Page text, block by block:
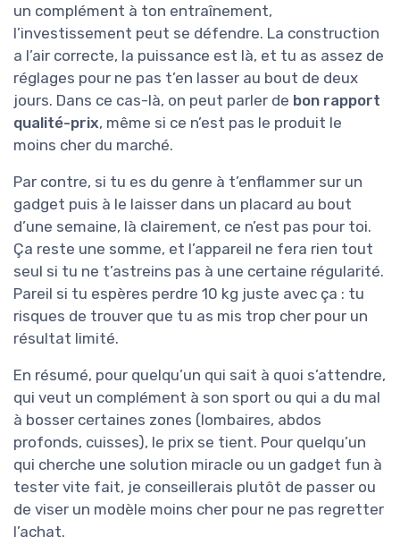
un complément à ton entraînement,
l’investissement peut se défendre. La construction
a l’air correcte, la puissance est là, et tu as assez de
réglages pour ne pas t’en lasser au bout de deux
jours. Dans ce cas-là, on peut parler de bon rapport
qualité-prix, même si ce n’est pas le produit le
moins cher du marché.
Par contre, si tu es du genre à t’enflammer sur un
gadget puis à le laisser dans un placard au bout
d’une semaine, là clairement, ce n’est pas pour toi.
Ça reste une somme, et l’appareil ne fera rien tout
seul si tu ne t’astreins pas à une certaine régularité.
Pareil si tu espères perdre 10 kg juste avec ça : tu
risques de trouver que tu as mis trop cher pour un
résultat limité.
En résumé, pour quelqu’un qui sait à quoi s’attendre,
qui veut un complément à son sport ou qui a du mal
à bosser certaines zones (lombaires, abdos
profonds, cuisses), le prix se tient. Pour quelqu’un
qui cherche une solution miracle ou un gadget fun à
tester vite fait, je conseillerais plutôt de passer ou
de viser un modèle moins cher pour ne pas regretter
l’achat.